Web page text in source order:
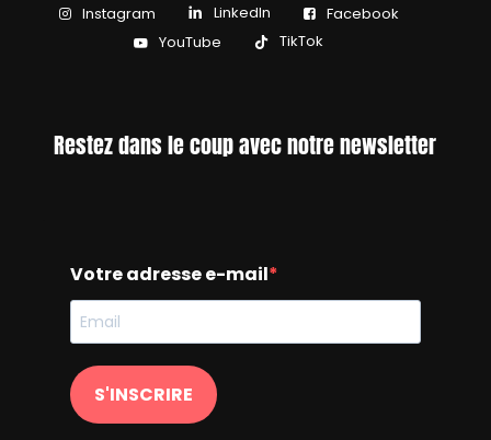
Instagram LinkedIn
Facebook
YouTube
TikTok
Restez dans le coup avec notre newsletter
Votre adresse e-mail
S'INSCRIRE